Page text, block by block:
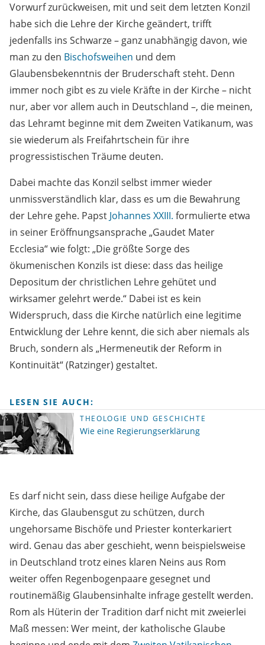
Vorwurf zurückweisen, mit und seit dem letzten Konzil
habe sich die Lehre der Kirche geändert, trifft
jedenfalls ins Schwarze – ganz unabhängig davon, wie
man zu den Bischofsweihen und dem
Glaubensbekenntnis der Bruderschaft steht. Denn
immer noch gibt es zu viele Kräfte in der Kirche – nicht
nur, aber vor allem auch in Deutschland –, die meinen,
das Lehramt beginne mit dem Zweiten Vatikanum, was
sie wiederum als Freifahrtschein für ihre
progressistischen Träume deuten.
Dabei machte das Konzil selbst immer wieder
unmissverständlich klar, dass es um die Bewahrung
der Lehre gehe. Papst Johannes XXIII. formulierte etwa
in seiner Eröffnungsansprache „Gaudet Mater
Ecclesia“ wie folgt: „Die größte Sorge des
ökumenischen Konzils ist diese: dass das heilige
Depositum der christlichen Lehre gehütet und
wirksamer gelehrt werde.“ Dabei ist es kein
Widerspruch, dass die Kirche natürlich eine legitime
Entwicklung der Lehre kennt, die sich aber niemals als
Bruch, sondern als „Hermeneutik der Reform in
Kontinuität“ (Ratzinger) gestaltet.
LESEN SIE AUCH:
THEOLOGIE UND GESCHICHTE
Wie eine Regierungserklärung
Es darf nicht sein, dass diese heilige Aufgabe der
Kirche, das Glaubensgut zu schützen, durch
ungehorsame Bischöfe und Priester konterkariert
wird. Genau das aber geschieht, wenn beispielsweise
in Deutschland trotz eines klaren Neins aus Rom
weiter offen Regenbogenpaare gesegnet und
routinemäßig Glaubensinhalte infrage gestellt werden.
Rom als Hüterin der Tradition darf nicht mit zweierlei
Maß messen: Wer meint, der katholische Glaube